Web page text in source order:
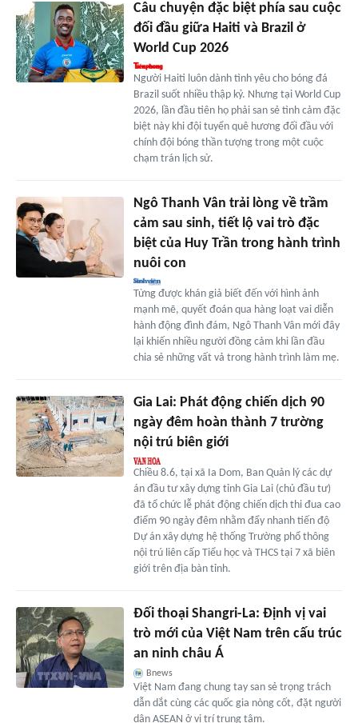
Câu chuyện đặc biệt phía sau cuộc
đối đầu giữa Haiti và Brazil ở
World Cup 2026
Người Haiti luôn dành tình yêu cho bóng đá
Brazil suốt nhiều thập kỷ. Nhưng tại World Cup
2026, lần đầu tiên họ phải san sẻ tình cảm đặc
biệt này khi đội tuyển quê hương đối đầu với
chính đội bóng thần tượng trong một cuộc
chạm trán lịch sử.
Ngô Thanh Vân trải lòng về trầm
cảm sau sinh, tiết lộ vai trò đặc
biệt của Huy Trần trong hành trình
nuôi con
Từng được khán giả biết đến với hình ảnh
mạnh mẽ, quyết đoán qua hàng loạt vai diễn
hành động đình đám, Ngô Thanh Vân mới đây
lại khiến nhiều người đồng cảm khi lần đầu
chia sẻ những vất vả trong hành trình làm mẹ.
Gia Lai: Phát động chiến dịch 90
ngày đêm hoàn thành 7 trường
nội trú biên giới
Chiều 8.6, tại xã Ia Dom, Ban Quản lý các dự
án đầu tư xây dựng tỉnh Gia Lai (chủ đầu tư)
đã tổ chức lễ phát động chiến dịch thi đua cao
điểm 90 ngày đêm nhằm đẩy nhanh tiến độ
Dự án xây dựng hệ thống Trường phổ thông
nội trú liên cấp Tiểu học và THCS tại 7 xã biên
giới trên địa bàn tỉnh.
Đối thoại Shangri-La: Định vị vai
trò mới của Việt Nam trên cấu trúc
an ninh châu Á
Bnews
Việt Nam đang chung tay san sẻ trọng trách
dẫn dắt cùng các quốc gia nòng cốt, đặt người
dân ASEAN ở vị trí trung tâm.